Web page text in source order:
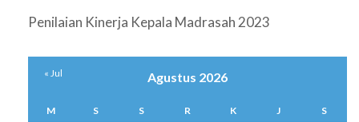
Penilaian Kinerja Kepala Madrasah 2023
Agustus 2026
M S S R K J S
« Jul